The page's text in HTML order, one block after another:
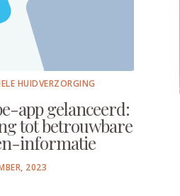
HUIDVERZORGING
app gelanceerd:
tot betrouwbare
informatie
2023